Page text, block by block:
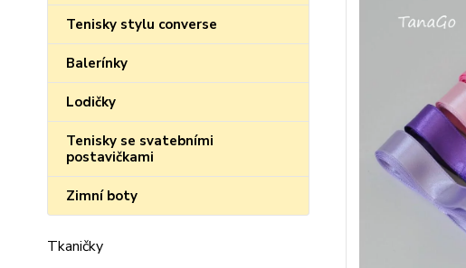
Tenisky stylu converse
Balerínky
Lodičky
Tenisky se svatebními
postavičkami
Zimní boty
Tkaničky